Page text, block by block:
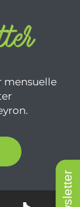
mensuelle